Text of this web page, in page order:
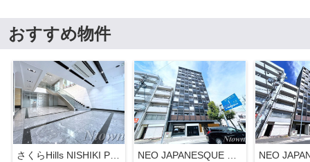
おすすめ物件
さくらHills NISHIKI Platinum Residence